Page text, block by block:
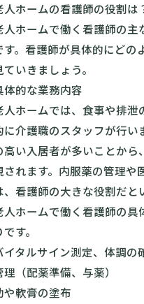
ホームの看護師の役割は
人ホームで働く看護師の主
。看護師が具体的にどの
いきましょう。
体的な業務内容
人ホームでは、食事や排泄
に介護職のスタッフが行い
高い入居者が多いことから
されます。内服薬の管理や
看護師の大きな役割だと
ホームで働く看護師の具
す。
イタルサイン測定、体調の
（配薬準備、与薬）
や軟膏の塗布